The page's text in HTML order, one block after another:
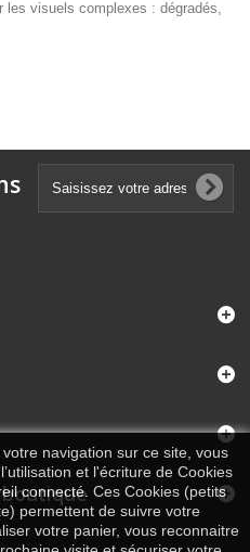
les visuels complexes : dégradés,
navigation sur ce site, vous
et l'écriture de Cookies
connecté. Ces Cookies (petits
permettent de suivre votre
votre panier, vous reconnaitre